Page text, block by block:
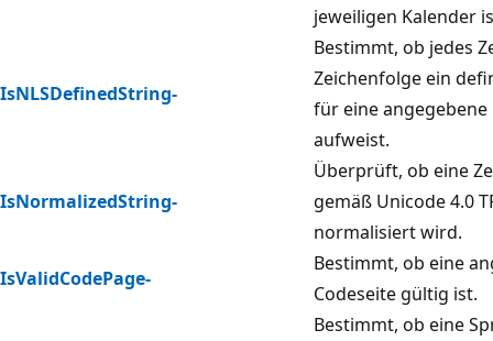
jeweiligen Kalender
IsNLSDefinedString-
Bestimmt, ob jedes
Zeichenfolge ein
für eine angegebene
aufweist.
IsNormalizedString-
Überprüft, ob eine
gemäß Unicode 4.0
normalisiert wird.
IsValidCodePage-
Bestimmt, ob eine
Codeseite gültig ist.
Bestimmt, ob eine